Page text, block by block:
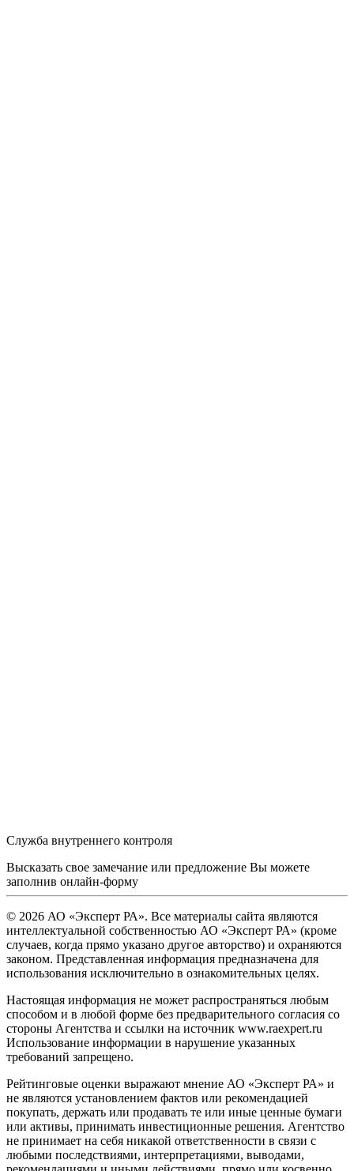
Служба внутреннего контроля
Высказать свое замечание или предложение Вы можете
заполнив онлайн-форму
© 2026 АО «Эксперт РА». Все материалы сайта являются
интеллектуальной собственностью АО «Эксперт РА» (кроме
случаев, когда прямо указано другое авторство) и охраняются
законом. Представленная информация предназначена для
использования исключительно в ознакомительных целях.
Настоящая информация не может распространяться любым
способом и в любой форме без предварительного согласия со
стороны Агентства и ссылки на источник www.raexpert.ru
Использование информации в нарушение указанных
требований запрещено.
Рейтинговые оценки выражают мнение АО «Эксперт РА» и
не являются установлением фактов или рекомендацией
покупать, держать или продавать те или иные ценные бумаги
или активы, принимать инвестиционные решения. Агентство
не принимает на себя никакой ответственности в связи с
любыми последствиями, интерпретациями, выводами,